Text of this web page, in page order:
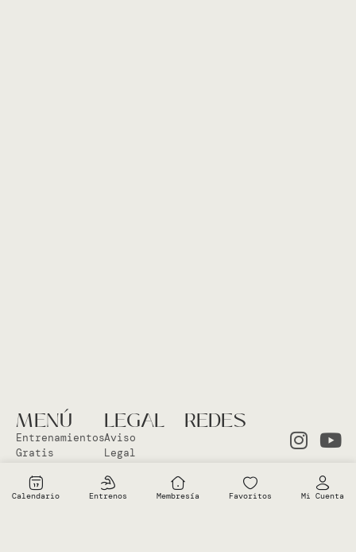
MENÚ
Entrenamientos
Gratis
Clases en
el Studio
LEGAL
Aviso
Legal
Política
Cookies
REDES
Calendario Entrenos Membresía Favoritos Mi Cuenta